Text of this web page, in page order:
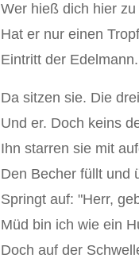
Wer hieß dich hier
Hat er nur einen
Eintritt der
Da sitzen sie. Die
Und er. Doch keins
Ihn starren sie mit
Den Becher füllt und
Springt auf: "Herr,
Müd bin ich wie ein
Doch auf der